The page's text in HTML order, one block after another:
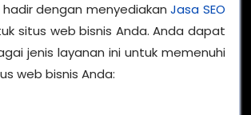
hadir dengan menyediakanJasa SEO
situs web bisnis Anda. Anda dapat
jenis layanan ini untuk memenuhi
web bisnis Anda: